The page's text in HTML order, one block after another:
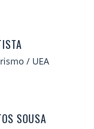
/ UEA
SOUSA